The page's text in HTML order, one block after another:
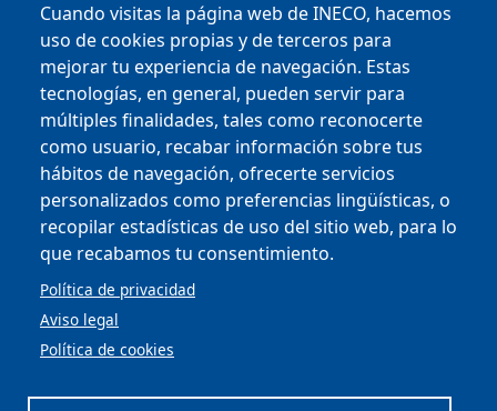
Cuando visitas la página web de INECO, hacemos
uso de cookies propias y de terceros para
mejorar tu experiencia de navegación. Estas
tecnologías, en general, pueden servir para
múltiples finalidades, tales como reconocerte
como usuario, recabar información sobre tus
hábitos de navegación, ofrecerte servicios
personalizados como preferencias lingüísticas, o
recopilar estadísticas de uso del sitio web, para lo
que recabamos tu consentimiento.
Política de privacidad
Aviso legal
Política de cookies
Copyright © 2025
MENU FOOTER
CONTRACTOR PROFILE
VIRTUAL OFFICE
COMPLIANCE AND ETHICS
LEGAL NOTICE
CONTACT
PRIVACY POLICY